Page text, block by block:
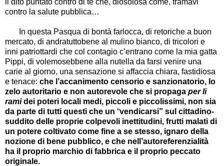
contro la salute pubblica…
In questa Pasqua di bontà farlocca, di retoriche a buon
mercato, di andratuttobene al mulino bianco, di tricolori e
inni patriottardi che col contagio c’entrano come la mia gatta
Pippi, di volemosebbene alla nutella da farsi venire una
carie al giorno, una sensazione si affaccia chiara, fastidiosa
e tenace: che l’accanimento censorio e sanzionatorio, lo
zelo autoritario e non autorevole che si propaga per li
ramidei poteri locali medi, piccoli e piccolissimi, non sia
da parte di tutti questi che un “vendicarsi” sul cittadino-
suddito delle proprie colpevoli inettitudini, frutti malati di
un potere coltivato come fine a se stesso, ignaro della
nozione di bene pubblico, e che nell’autoreferenzialità
ha il proprio marchio di fabbrica e il proprio peccato
originale.